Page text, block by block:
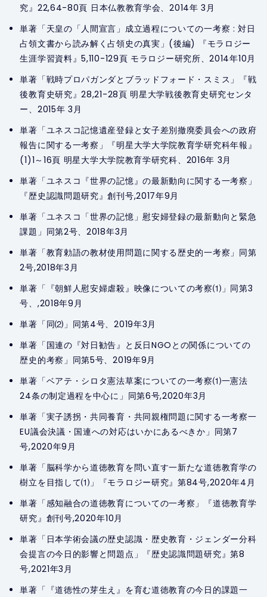
究』22,64-80頁 日本仏教教育学会、2014年 3月
単著「天皇の「人間宣言」成立過程についての一考察 : 対日
占領文書から読み解く占領史の真実」(後編) 『モラロジー
生涯学習資料』5,110-129頁 モラロジー研究所、2014年10月
単著「戦時プロパガンダとブラッドフォード・スミス」『戦
後教育史研究』28,21-28頁 明星大学戦後教育史研究センタ
ー、2015年 3月
単著「ユネスコ記憶遺産登録と女子差別撤廃委員会への政府
報告に関する一考察」『明星大学大学院教育学研究科年報』
(1)1～16頁 明星大学大学院教育学研究科、2016年 3月
単著「ユネスコ『世界の記憶』の最新動向に関する一考察」
『歴史認識問題研究』創刊号,2017年9月
単著「ユネスコ「世界の記憶」慰安婦登録の最新動向と緊急
課題」同第2号、2018年3月
単著「教育勅語の教材使用問題に関する歴史的一考察」同第
2号,2018年3月
単著「『朝鮮人慰安婦虐殺』映像についての考察⑴」同第3
号、,2018年9月
単著「同⑵」同第4号、2019年3月
単著「国連の『対日勧告』と反日NGOとの関係についての
歴史的考察」同第5号、2019年9月
単著「ベアテ・シロタ憲法草案についての一考察⑴一憲法
24条の制定過程を中心に」同第6号,2020年3月
単著「実子誘拐・共同養育・共同親権問題に関する一考察一
EU議会決議・国連への対応はいかにあるべきか」同第7
号,2020年9月
単著「脳科学から道徳教育を問い直す一新たな道徳教育学の
樹立を目指して⑴」『モラロジー研究』第84号,2020年4月
単著「感知融合の道徳教育についての一考察」『道徳教育学
研究』創刊号,2020年10月
単著「日本学術会議の歴史認識・歴史教育・ジェンダー分科
会提言の今日的影響と問題点」『歴史認識問題研究』第8
号,2021年3月
単著「『道徳性の芽生え』を育む道徳教育の今日的課題一